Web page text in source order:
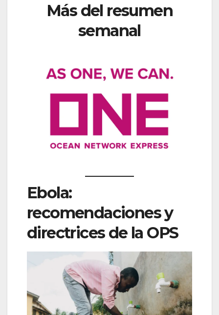
Más del resumen
semanal
Ebola:
recomendaciones y
directrices de la OPS